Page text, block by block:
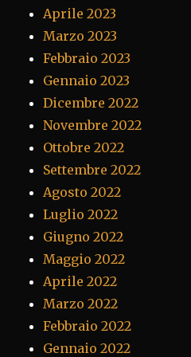
Aprile 2023
Marzo 2023
Febbraio 2023
Gennaio 2023
Dicembre 2022
Novembre 2022
Ottobre 2022
Settembre 2022
Agosto 2022
Luglio 2022
Giugno 2022
Maggio 2022
Aprile 2022
Marzo 2022
Febbraio 2022
Gennaio 2022